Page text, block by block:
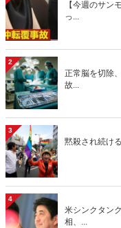
【今週のサン
っ...
2
正常脳を切除
故...
3
黙殺され続け
4
米シンクタン
相、...